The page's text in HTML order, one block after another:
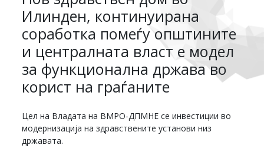
Илинден, континуирана
соработка помеѓу општините
и централната власт е модел
за функционална држава во
корист на граѓаните
Цел на Владата на ВМРО-ДПМНЕ се инвестиции во
модернизација на здравствените установи низ
државата.